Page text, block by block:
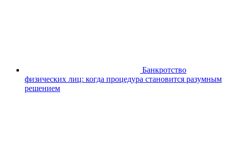
Банкротство
физических лиц: когда процедура становится разумным
решением